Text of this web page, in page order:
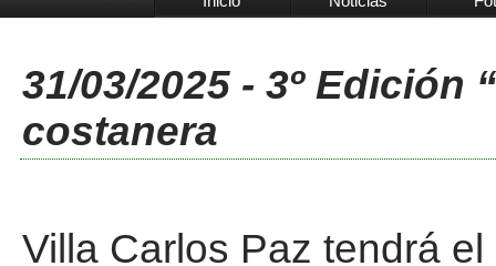
31/03/2025 - 3º Edición
costanera
Villa Carlos Paz tendrá